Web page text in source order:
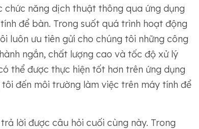
năng dịch thuật thông qua ứng dụng
để bàn. Trong suốt quá trình hoạt động
luôn ưu tiên gửi cho chúng tôi những công
ngắn, chất lượng cao và tốc độ xử lý
thể được thực hiện tốt hơn trên ứng dụng
đến môi trường làm việc trên máy tính để
lời được câu hỏi cuối cùng này. Trong